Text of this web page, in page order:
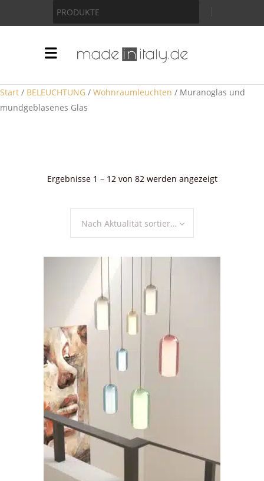
PRODUKTE
Start / BELEUCHTUNG / Wohnraumleuchten / Muranoglas und
mundgeblasenes Glas
Ergebnisse 1 – 12 von 82 werden angezeigtNach
Nach Aktualität sortieren